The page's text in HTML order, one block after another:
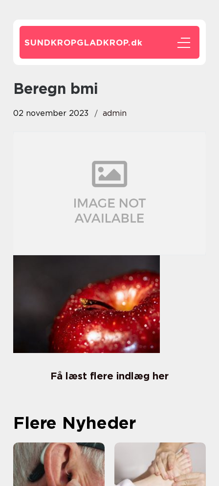
SUNDKROPGLADKROP.dk
beregn bmi
02 november 2023 admin
Få læst flere indlæg her
Flere Nyheder